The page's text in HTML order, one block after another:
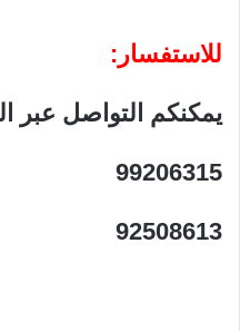
للاستفسار :
يمكنكم التواصل عبر
99206315
92508613